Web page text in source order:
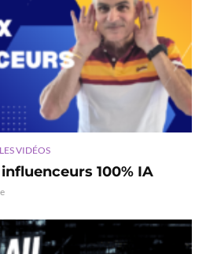
LES VIDÉOS
100% IA